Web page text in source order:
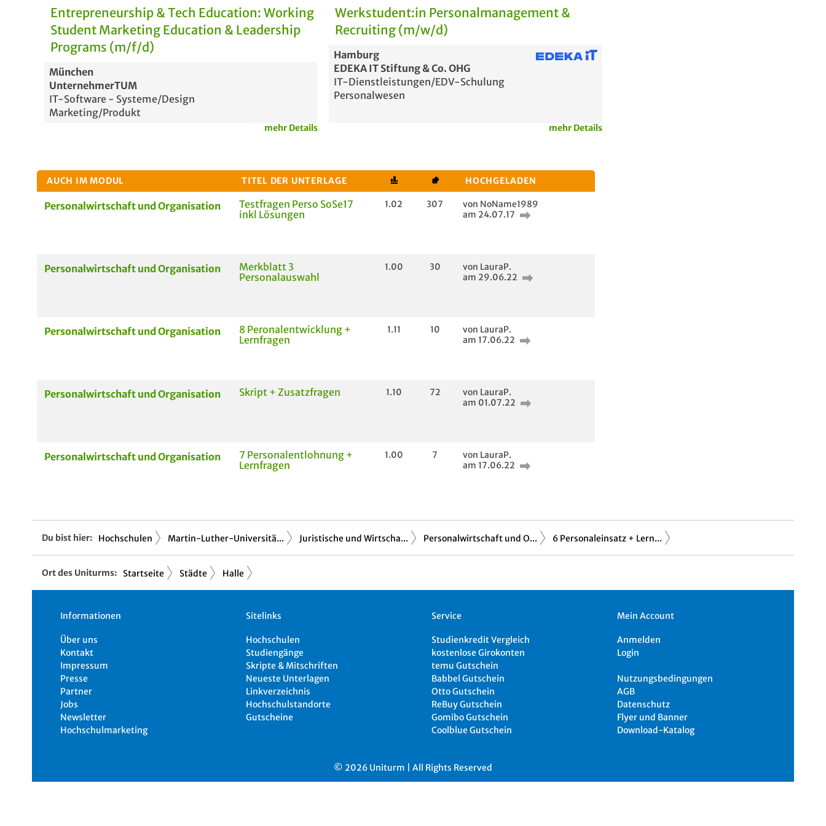
Entrepreneurship & Tech Education: Working
Student Marketing Education & Leadership
Programs (m/f/d)
München
UnternehmerTUM
IT-Software - Systeme/Design
Marketing/Produkt
mehr Details
Werkstudent:in Personalmanagement &
Recruiting (m/w/d)
Hamburg
EDEKA IT Stiftung & Co. OHG
IT-Dienstleistungen/EDV-Schulung
Personalwesen
mehr Details
AUCH IM MODUL TITEL DER UNTERLAGE HOCHGELADEN
Personalwirtschaft und Organisation
Testfragen Perso SoSe17
inkl Lösungen
1.02 307
von NoName1989
am 24.07.17
Personalwirtschaft und Organisation
Merkblatt 3
Personalauswahl
1.00 30
von LauraP.
am 29.06.22
Personalwirtschaft und Organisation
8 Peronalentwicklung +
Lernfragen
1.11 10
von LauraP.
am 17.06.22
Personalwirtschaft und Organisation Skript + Zusatzfragen 1.10 72
von LauraP.
am 01.07.22
Personalwirtschaft und Organisation
7 Personalentlohnung +
Lernfragen
1.00 7
von LauraP.
am 17.06.22
Du bist hier: Hochschulen Martin-Luther-Universitä... Juristische und Wirtscha... Personalwirtschaft und O... 6 Personaleinsatz + Lern...
Ort des Uniturms: Startseite Städte Halle
Informationen
Über uns
Kontakt
Impressum
Presse
Partner
Jobs
Newsletter
Hochschulmarketing
Sitelinks
Hochschulen
Studiengänge
Skripte & Mitschriften
Neueste Unterlagen
Linkverzeichnis
Hochschulstandorte
Gutscheine
Service
Studienkredit Vergleich
kostenlose Girokonten
temu Gutschein
Babbel Gutschein
Otto Gutschein
ReBuy Gutschein
Gomibo Gutschein
Coolblue Gutschein
Mein Account
Anmelden
Login
Nutzungsbedingungen
AGB
Datenschutz
Flyer und Banner
Download-Katalog
© 2026 Uniturm | All Rights Reserved